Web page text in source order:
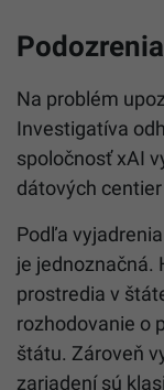
Na problém
Investigatíva
spoločnosť xAI
dátových
Podľa
je jednoznačná.
prostredia v
rozhodovanie o
štátu. Zároveň
zariadení sú